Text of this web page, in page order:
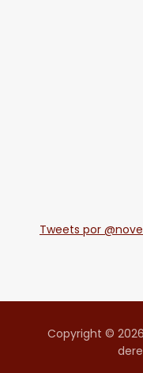
Tweets por
Copyright ©